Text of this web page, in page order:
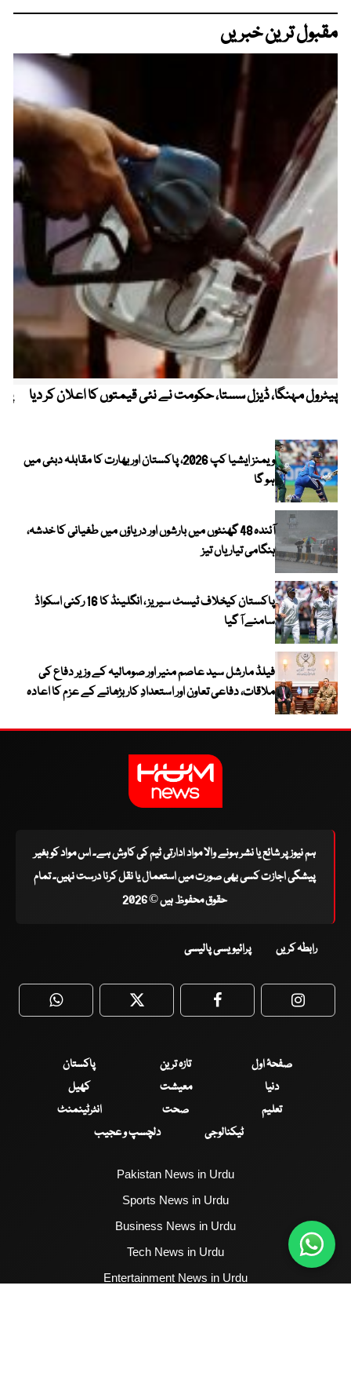
مقبول ترین خبریں
پیٹرول مہنگا، ڈیزل سستا، حکومت نے نئی قیمتوں کا اعلان کر دیا
ویمنز ایشیا کپ 2026، پاکستان اور بھارت کا مقابلہ دبئی میں
ہو گا
آئندہ 48 گھنٹوں میں بارشوں اور دریاؤں میں طغیانی کا خدشہ،
ہنگامی تیاریاں تیز
پاکستان کیخلاف ٹیسٹ سیریز ، انگلینڈ کا 16 رکنی اسکواڈ
سامنے آ گیا
فیلڈ مارشل سید عاصم منیر اور صومالیہ کے وزیر دفاع کی
ملاقات، دفاعی تعاون اور استعدادِ کار بڑھانے کے عزم کا اعادہ
ہم نیوز پر شائع یا نشر ہونے والا مواد ادارتی ٹیم کی کاوش ہے۔ اس مواد کو بغیر
پیشگی اجازت کسی بھی صورت میں استعمال یا نقل کرنا درست نہیں۔ تمام
حقوق محفوظ ہیں © 2026
رابطہ کریں پرائیویسی پالیسی
WhatsApp Twitter Facebook
صفحۂ اول تازہ ترین
پاکستان
دنیا
معیشت
کھیل
تعلیم
صحت
انٹرٹینمنٹ
ٹیکنالوجی
دلچسپ و عجیب
Pakistan News in Urdu
Sports News in Urdu
Business News in Urdu
Tech News in Urdu
Entertainment News in Urdu